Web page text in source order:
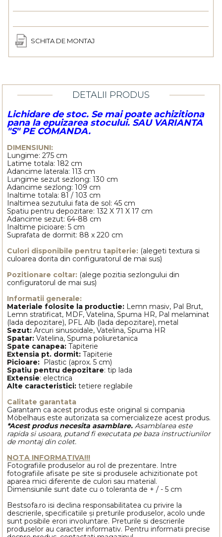
SCHITA DE MONTAJ
DETALII PRODUS
Lichidare de stoc. Se mai poate achizitiona
pana la epuizarea stocului. SAU VARIANTA
"S" PE COMANDA.
DIMENSIUNI:
Lungime: 275 cm
Latime totala: 182 cm
Adancime laterala: 113 cm
Lungime sezut sezlong: 130 cm
Adancime sezlong: 109 cm
Inaltime totala: 81 / 103 cm
Inaltimea sezutului fata de sol: 45 cm
Spatiu pentru depozitare: 132 X 71 X 17 cm
Adancime sezut: 64-88 cm
Inaltime picioare: 5 cm
Suprafata de dormit: 88 x 220 cm
Culori disponibile pentru tapiterie: (alegeti textura si
culoarea dorita din configuratorul de mai sus)
Pozitionare coltar: (alege pozitia sezlongului din
configuratorul de mai sus)
Informatii generale:
Materiale folosite la productie: Lemn masiv, Pal Brut,
Lemn stratificat, MDF, Vatelina, Spuma HR, Pal melaminat
(lada depozitare), PFL Alb (lada depozitare), metal
Sezut:Arcuri sinusoidale, Vatelina, Spuma HR
Spatar: Vatelina, Spuma poliuretanica
Spate canapea: Tapiterie
Extensia pt. dormit: Tapiterie
Picioare: Plastic (aprox. 5 cm)
Spatiu pentru depozitare: tip lada
Extensie: electrica
Alte caracteristici:tetiere reglabile
Calitate garantata
Garantam ca acest produs este original si compania
Möbelhaus este autorizata sa comercializeze acest produs.
*Acest produs necesita asamblare.Asamblarea este
rapida si usoara, putand fi executata pe baza instructiunilor
de montaj din colet.
NOTA INFORMATIVA!!!
Fotografiile produselor au rol de prezentare. Intre
fotografiile afisate pe site si produsele achizitionate pot
aparea mici diferente de culori sau material.
Dimensiunile sunt date cu o toleranta de + / - 5 cm
Bestsofa.ro isi declina responsabilitatea cu privire la
descrierile, specificatiile și preturile produselor, acolo unde
sunt posibile erori involuntare. Preturile si descrierile
produselor au caracter informativ. Pentru informatii precise